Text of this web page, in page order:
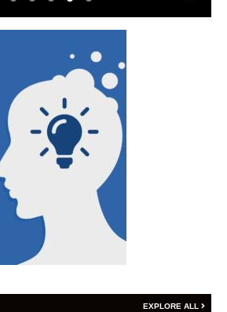
EXPLORE ALL